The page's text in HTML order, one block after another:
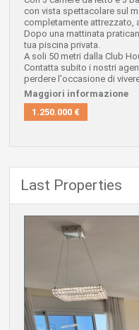
con vista spettacolare sul
completamente attrezzato,
Dopo una mattinata
tua piscina privata.
A soli 50 metri dalla Club
Contatta subito i nostri
perdere l'occasione di
Maggiori informazione
1.250.000 €
Last Properties